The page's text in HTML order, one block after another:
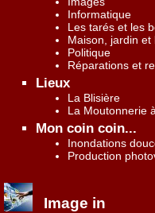
Informatique
Les tarés et les
Maison, jardin et
Politique
Réparations et
Lieux
La Blisière
La Moutonnerie
Mon coin coin...
Inondations
Production
Image in